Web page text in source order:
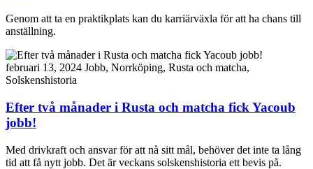
Genom att ta en praktikplats kan du karriärväxla för att ha chans till
anställning.
februari 13, 2024 Jobb, Norrköping, Rusta och matcha,
Solskenshistoria
Efter två månader i Rusta och matcha fick Yacoub
jobb!
Med drivkraft och ansvar för att nå sitt mål, behöver det inte ta lång
tid att få nytt jobb. Det är veckans solskenshistoria ett bevis på.